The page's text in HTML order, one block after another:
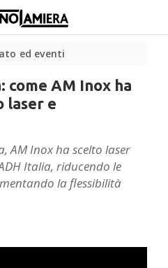
ed eventi
come AM Inox ha
laser e
AM Inox ha scelto laser
Italia, riducendo le
la flessibilità